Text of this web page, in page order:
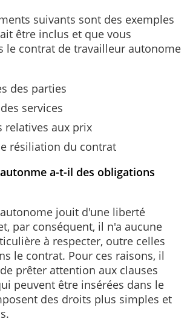
suivants sont des exemples
être inclus et que vous
le contrat de travailleur autonome
des parties
services
relatives aux prix
résiliation du contrat
a-t-il des obligations
jouit d'une liberté
par conséquent, il n'a aucune
à respecter, outre celles
le contrat. Pour ces raisons, il
prêter attention aux clauses
peuvent être insérées dans le
des droits plus simples et